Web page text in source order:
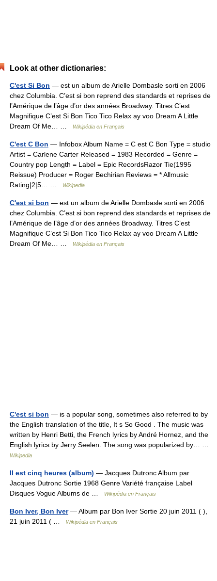
Look at other dictionaries:
C'est Si Bon — est un album de Arielle Dombasle sorti en 2006
chez Columbia. C’est si bon reprend des standards et reprises de
l’Amérique de l’âge d’or des années Broadway. Titres C’est
Magnifique C’est Si Bon Tico Tico Relax ay voo Dream A Little
Dream Of Me… …
Wikipédia en Français
C'est C Bon — Infobox Album Name = C est C Bon Type = studio
Artist = Carlene Carter Released = 1983 Recorded = Genre =
Country pop Length = Label = Epic RecordsRazor Tie(1995
Reissue) Producer = Roger Bechirian Reviews = * Allmusic
Rating|2|5… …
Wikipedia
C'est si bon — est un album de Arielle Dombasle sorti en 2006
chez Columbia. C’est si bon reprend des standards et reprises de
l’Amérique de l’âge d’or des années Broadway. Titres C’est
Magnifique C’est Si Bon Tico Tico Relax ay voo Dream A Little
Dream Of Me… …
Wikipédia en Français
C'est si bon — is a popular song, sometimes also referred to by
the English translation of the title, It s So Good . The music was
written by Henri Betti, the French lyrics by André Hornez, and the
English lyrics by Jerry Seelen. The song was popularized by… …
Wikipedia
Il est cinq heures (album) — Jacques Dutronc Album par
Jacques Dutronc Sortie 1968 Genre Variété française Label
Disques Vogue Albums de …
Wikipédia en Français
Bon Iver, Bon Iver— Album par Bon Iver Sortie 20 juin 2011 ( ),
21 juin 2011 ( …
Wikipédia en Français